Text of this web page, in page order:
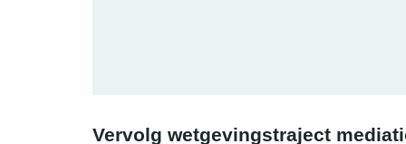
Vervolg wetgevingstraject